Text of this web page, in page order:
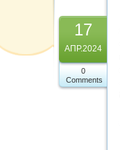
17
АПР.2024
0
Comments